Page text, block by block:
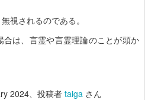
視されるのである。
は、言霊や言霊理論のことが頭か
2024、投稿者 taiga さん